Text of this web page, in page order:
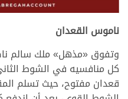
ناموس القعدان
وتفوق «مذهل» ملك سالم
كل منافسيه في الشوط
قعدان مفتوح، حيث تسلم